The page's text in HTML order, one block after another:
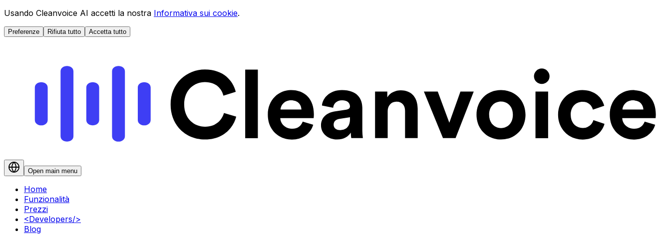
Usando Cleanvoice AI accetti la nostra Informativa sui cookie.
Preferenze Rifiuta tutto Accetta tutto
Open main menu
Home
Funzionalità
Prezzi
<Developers/>
Blog